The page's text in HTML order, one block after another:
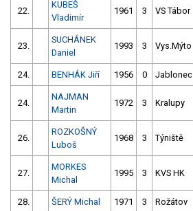
22.
KUBEŠ
Vladimír
1961 3 VS Tábor
23.
SUCHÁNEK
Daniel
1993 3 Vys.Mýto
24. BENHÁK Jiří 1956 0 Jablonec
24.
NAJMAN
Martin
1972 3 Kralupy
26.
ROZKOŠNÝ
Luboš
1968 3 Týniště
27.
MORKES
Michal
1995 3 KVS HK
28. ŠERÝ Michal 1971 3 Rožátov